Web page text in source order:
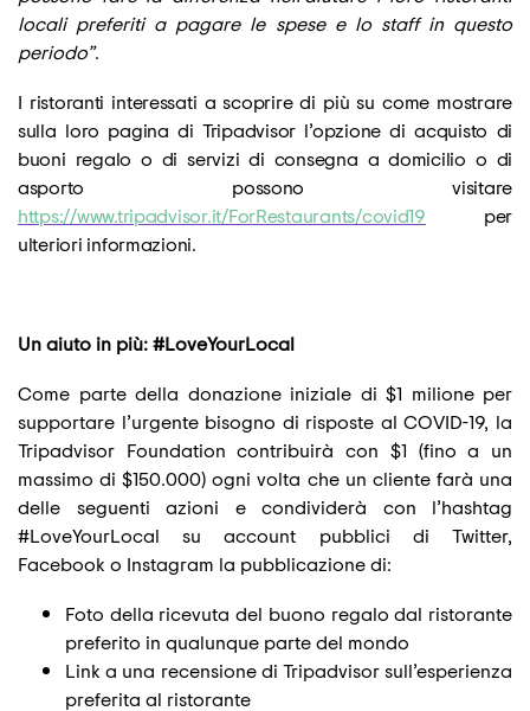
locali preferiti a pagare le spese e lo staff in questo
periodo”.
I ristoranti interessati a scoprire di più su come mostrare
sulla loro pagina di Tripadvisor l’opzione di acquisto di
buoni regalo o di servizi di consegna a domicilio o di
asporto possono visitare
https://www.tripadvisor.it/ForRestaurants/covid19 per
ulteriori informazioni.
Un aiuto in più: #LoveYourLocal
Come parte della donazione iniziale di $1 milione per
supportare l’urgente bisogno di risposte al COVID-19, la
Tripadvisor Foundation contribuirà con $1 (fino a un
massimo di $150.000) ogni volta che un cliente farà una
delle seguenti azioni e condividerà con l’hashtag
#LoveYourLocal su account pubblici di Twitter,
Facebook o Instagram la pubblicazione di:
Foto della ricevuta del buono regalo dal ristorante
preferito in qualunque parte del mondo
Link a una recensione di Tripadvisor sull’esperienza
preferita al ristorante